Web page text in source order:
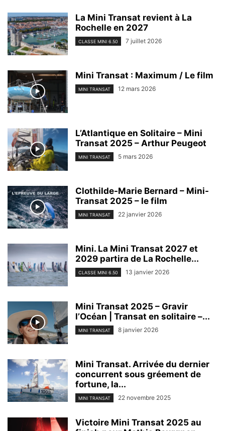
La Mini Transat revient à La
Rochelle en 2027
CLASSE MINI 6.50 7 juillet 2026
Mini Transat : Maximum / Le film
MINI TRANSAT 12 mars 2026
L’Atlantique en Solitaire – Mini
Transat 2025 – Arthur Peugeot
MINI TRANSAT 5 mars 2026
Clothilde-Marie Bernard – Mini-
Transat 2025 – le film
MINI TRANSAT 22 janvier 2026
Mini. La Mini Transat 2027 et
2029 partira de La Rochelle...
CLASSE MINI 6.50 13 janvier 2026
Mini Transat 2025 – Gravir
l’Océan | Transat en solitaire –...
MINI TRANSAT 8 janvier 2026
Mini Transat. Arrivée du dernier
concurrent sous gréement de
fortune, la...
MINI TRANSAT 22 novembre 2025
Victoire Mini Transat 2025 au